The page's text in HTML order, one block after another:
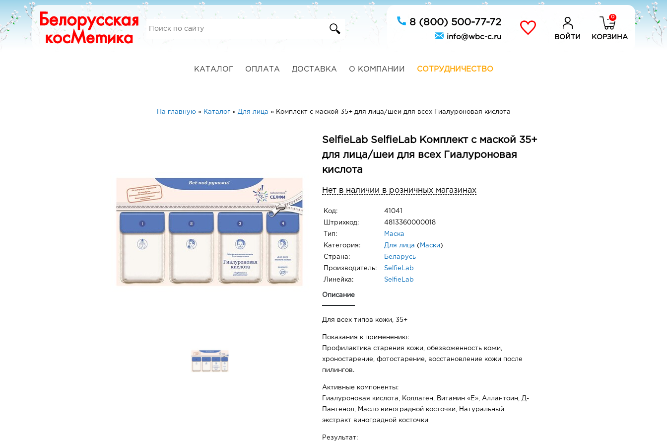
8 (800) 500-77-72
info@wbc-c.ru ВОЙТИ
0
КОРЗИНА
КАТАЛОГ ОПЛАТА ДОСТАВКА О КОМПАНИИ СОТРУДНИЧЕСТВО
На главную» Каталог» Для лица » Комплект с маской 35+ для лица/шеи для всех Гиалуроновая кислота
SelfieLab SelfieLab Комплект с маской 35+
для лица/шеи для всех Гиалуроновая
кислота
Нет в наличии в розничных магазинах
Код: 41041
Штрихкод: 4813360000018
Тип: Маска
Категория: Для лица ( Маски )
Страна: Беларусь
Производитель: SelfieLab
Линейка: SelfieLab
Описание
Для всех типов кожи, 35+
Показания к применению:
Профилактика старения кожи, обезвоженность кожи,
хроностарение, фотостарение, восстановление кожи после
пилингов.
Активные компоненты:
Гиалуроновая кислота, Коллаген, Витамин «Е», Аллантоин, Д-
Пантенол, Масло виноградной косточки, Натуральный
экстракт виноградной косточки
Результат: